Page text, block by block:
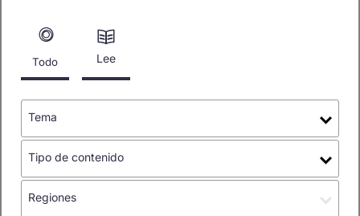
Todo Lee
Tema
Tipo de contenido
Regiones